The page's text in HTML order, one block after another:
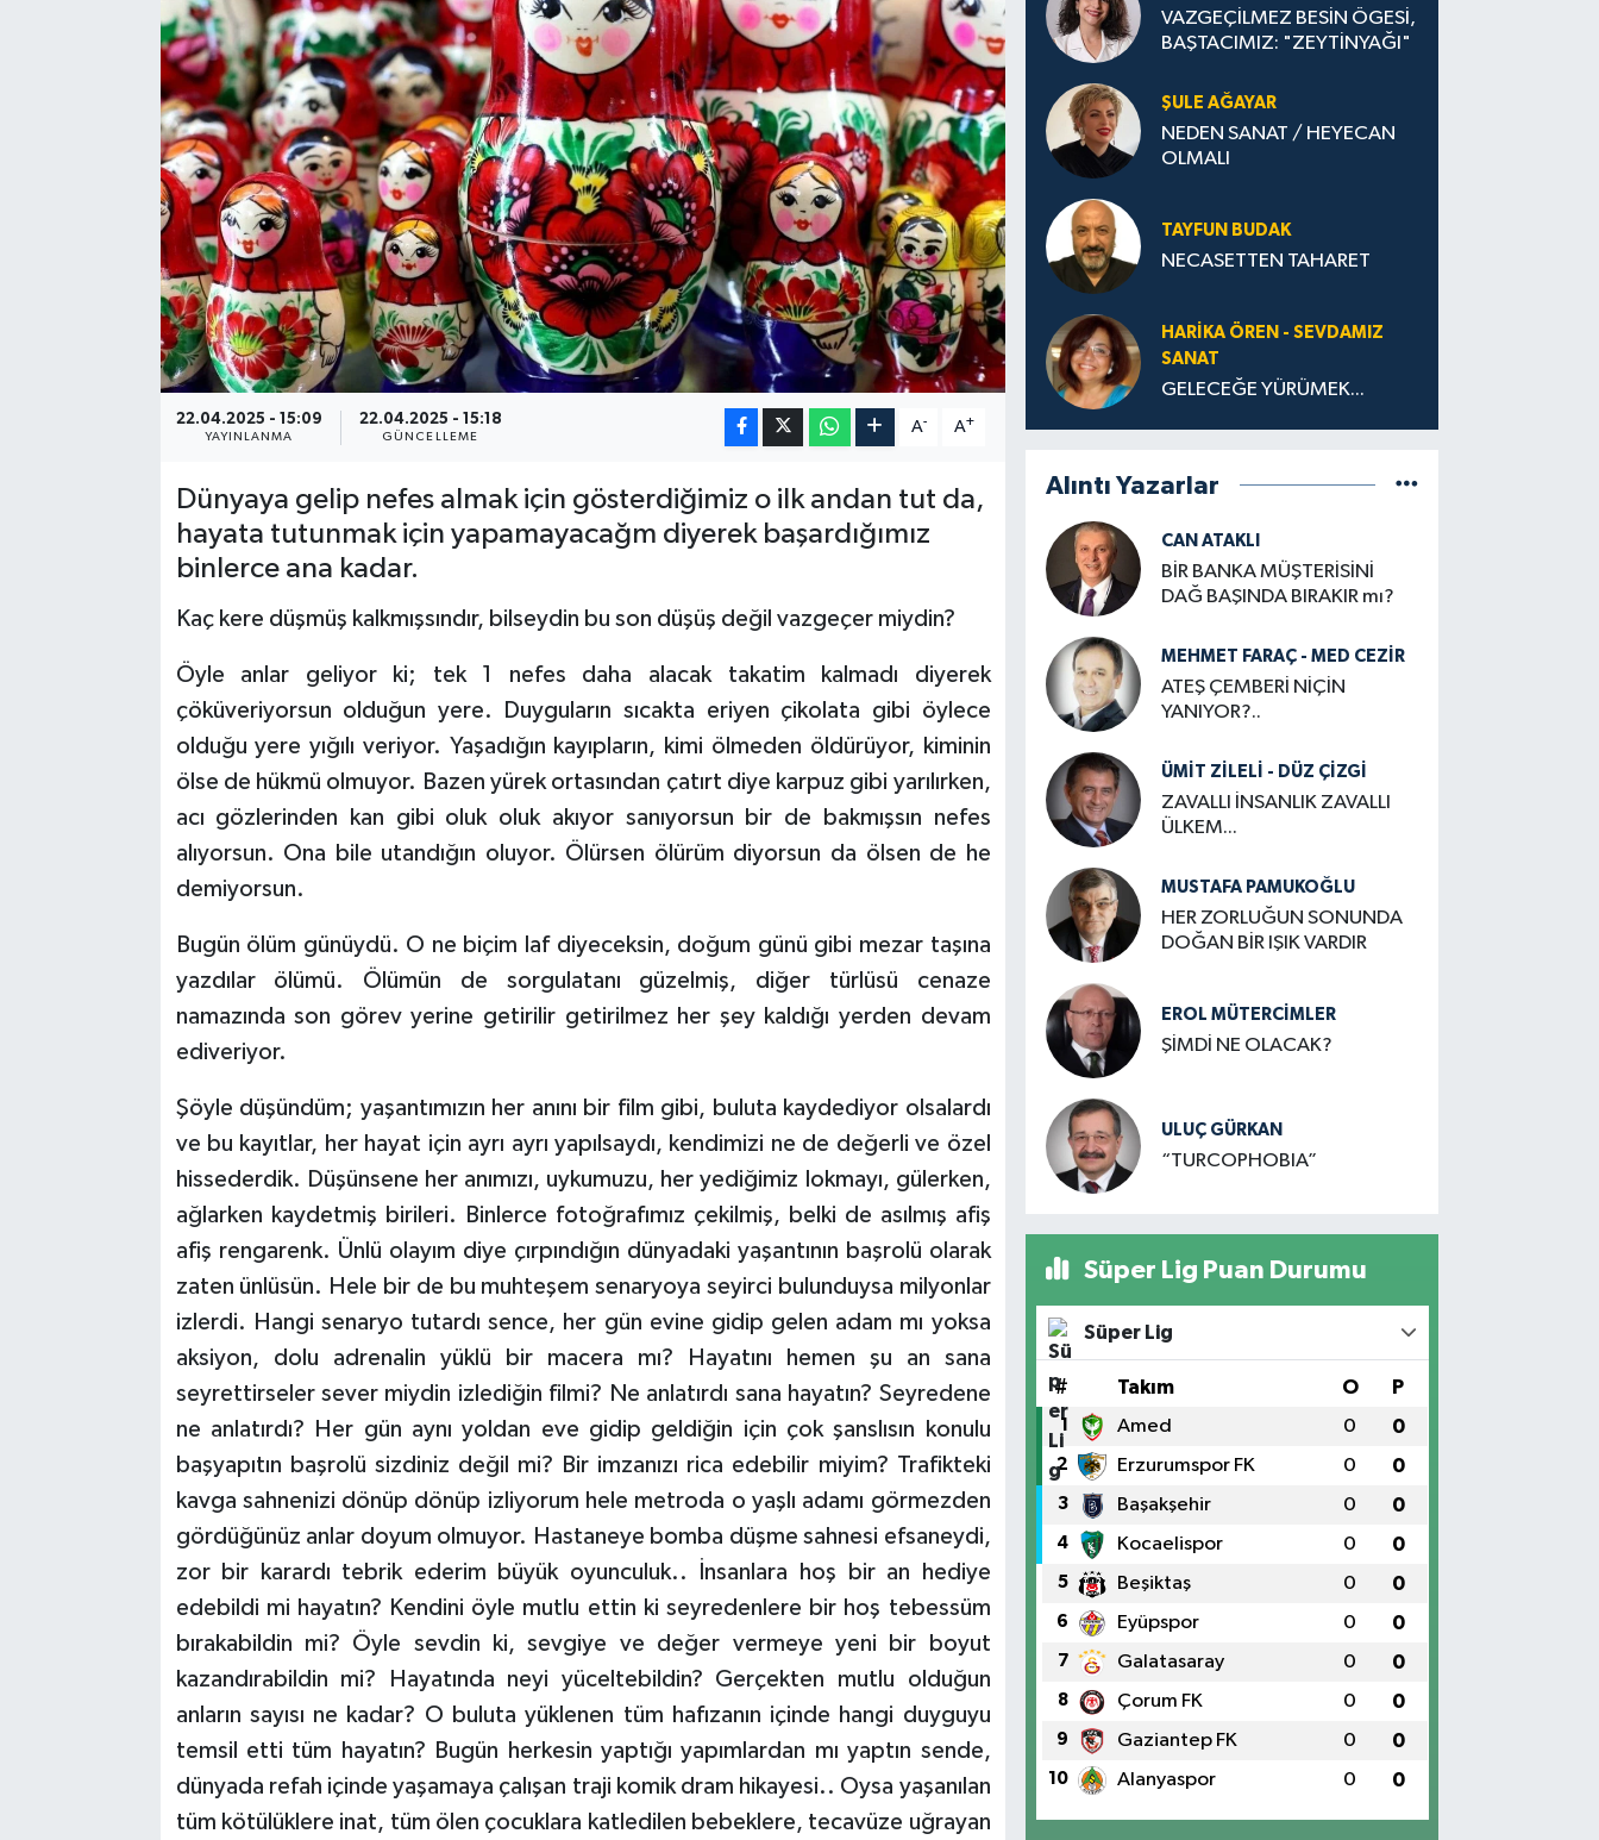
22.04.2025 - 15:09
YAYINLANMA
22.04.2025 - 15:18
GÜNCELLEME
A- A+
Dünyaya gelip nefes almak için gösterdiğimiz o ilk andan tut da,
hayata tutunmak için yapamayacağm diyerek başardığımız
binlerce ana kadar.
Kaç kere düşmüş kalkmışsındır, bilseydin bu son düşüş değil vazgeçer miydin?
Öyle anlar geliyor ki; tek 1 nefes daha alacak takatim kalmadı diyerek
çöküveriyorsun olduğun yere. Duyguların sıcakta eriyen çikolata gibi öylece
olduğu yere yığılı veriyor. Yaşadığın kayıpların, kimi ölmeden öldürüyor, kiminin
ölse de hükmü olmuyor. Bazen yürek ortasından çatırt diye karpuz gibi yarılırken,
acı gözlerinden kan gibi oluk oluk akıyor sanıyorsun bir de bakmışsın nefes
alıyorsun. Ona bile utandığın oluyor. Ölürsen ölürüm diyorsun da ölsen de he
demiyorsun.
Bugün ölüm günüydü. O ne biçim laf diyeceksin, doğum günü gibi mezar taşına
yazdılar ölümü. Ölümün de sorgulatanı güzelmiş, diğer türlüsü cenaze
namazında son görev yerine getirilir getirilmez her şey kaldığı yerden devam
ediveriyor.
Şöyle düşündüm; yaşantımızın her anını bir film gibi, buluta kaydediyor olsalardı
ve bu kayıtlar, her hayat için ayrı ayrı yapılsaydı, kendimizi ne de değerli ve özel
hissederdik. Düşünsene her anımızı, uykumuzu, her yediğimiz lokmayı, gülerken,
ağlarken kaydetmiş birileri. Binlerce fotoğrafımız çekilmiş, belki de asılmış afiş
afiş rengarenk. Ünlü olayım diye çırpındığın dünyadaki yaşantının başrolü olarak
zaten ünlüsün. Hele bir de bu muhteşem senaryoya seyirci bulunduysa milyonlar
izlerdi. Hangi senaryo tutardı sence, her gün evine gidip gelen adam mı yoksa
aksiyon, dolu adrenalin yüklü bir macera mı? Hayatını hemen şu an sana
seyrettirseler sever miydin izlediğin filmi? Ne anlatırdı sana hayatın? Seyredene
ne anlatırdı? Her gün aynı yoldan eve gidip geldiğin için çok şanslısın konulu
başyapıtın başrolü sizdiniz değil mi? Bir imzanızı rica edebilir miyim? Trafikteki
kavga sahnenizi dönüp dönüp izliyorum hele metroda o yaşlı adamı görmezden
gördüğünüz anlar doyum olmuyor. Hastaneye bomba düşme sahnesi efsaneydi,
zor bir karardı tebrik ederim büyük oyunculuk.. İnsanlara hoş bir an hediye
edebildi mi hayatın? Kendini öyle mutlu ettin ki seyredenlere bir hoş tebessüm
bırakabildin mi? Öyle sevdin ki, sevgiye ve değer vermeye yeni bir boyut
kazandırabildin mi? Hayatında neyi yüceltebildin? Gerçekten mutlu olduğun
anların sayısı ne kadar? O buluta yüklenen tüm hafızanın içinde hangi duyguyu
temsil etti tüm hayatın? Bugün herkesin yaptığı yapımlardan mı yaptın sende,
dünyada refah içinde yaşamaya çalışan traji komik dram hikayesi.. Oysa yaşanılan
tüm kötülüklere inat, tüm ölen çocuklara katledilen bebeklere, tecavüze uğrayan
VAZGEÇİLMEZ BESİN ÖGESİ,
BAŞTACIMIZ: "ZEYTİNYAĞI"
ŞULE AĞAYAR
NEDEN SANAT / HEYECAN
OLMALI
TAYFUN BUDAK
NECASETTEN TAHARET
HARIKA ÖREN - SEVDAMIZ
SANAT
GELECEĞE YÜRÜMEK...
Alıntı Yazarlar
CAN ATAKLI
BİR BANKA MÜŞTERİSİNİ
DAĞ BAŞINDA BIRAKIR mı?
MEHMET FARAÇ - MED CEZİR
ATEŞ ÇEMBERİ NİÇİN
YANIYOR?..
ÜMIT ZILELI - DÜZ ÇİZGİ
ZAVALLI İNSANLIK ZAVALLI
ÜLKEM...
MUSTAFA PAMUKOĞLU
HER ZORLUĞUN SONUNDA
DOĞAN BİR IŞIK VARDIR
EROL MÜTERCIMLER
ŞİMDİ NE OLACAK?
ULUÇ GÜRKAN
“TURCOPHOBIA”
Süper Lig Puan Durumu
Süper Lig
# Takım O P
1 Amed 0 0
2 Erzurumspor FK 0 0
3 Başakşehir 0 0
4 Kocaelispor 0 0
5 Beşiktaş 0 0
6 Eyüpspor 0 0
7 Galatasaray 0 0
8 Çorum FK 0 0
9 Gaziantep FK 0 0
10 Alanyaspor 0 0